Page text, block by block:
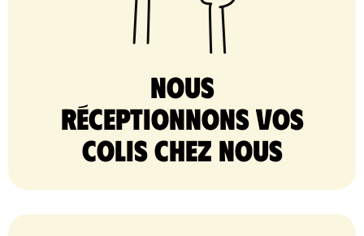
nous
réceptionnons vos
colis chez nous